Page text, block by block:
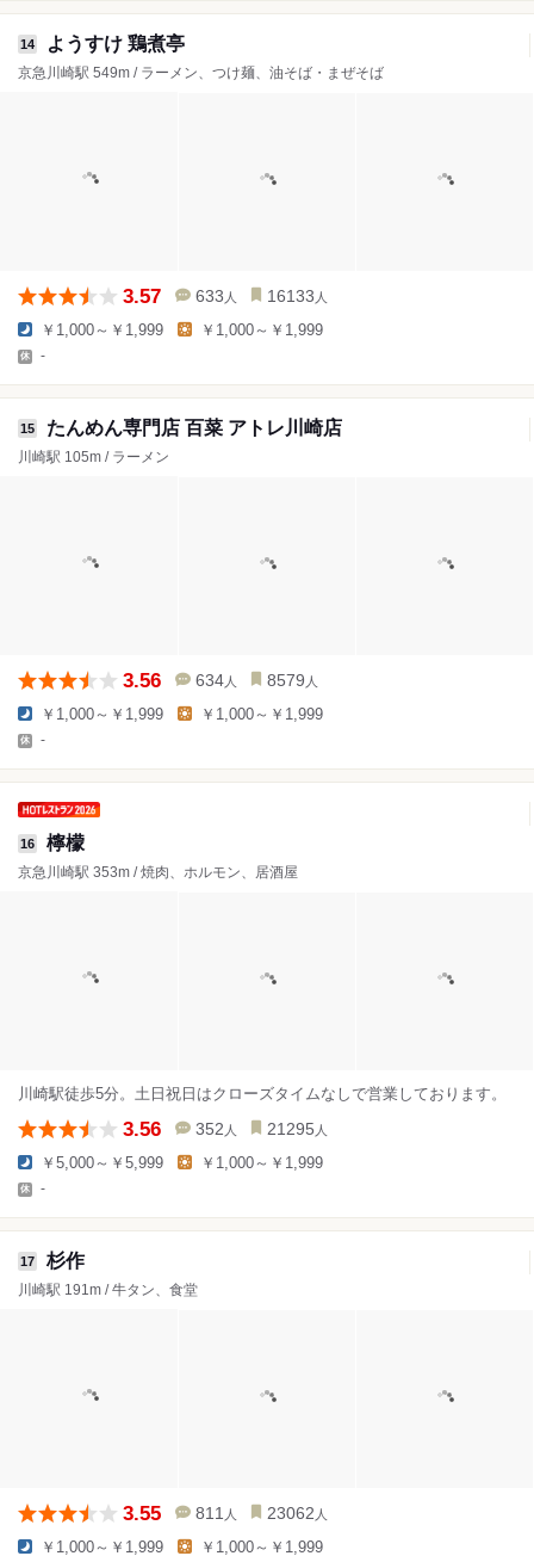
14 ようすけ 鶏煮亭
京急川崎駅 549m / ラーメン、つけ麺、油そば・まぜそば
3.57 633 人 16133 人
￥1,000～￥1,999 ￥1,000～￥1,999
-
15 たんめん専門店 百菜 アトレ川崎店
川崎駅 105m / ラーメン
3.56 634 人 8579 人
￥1,000～￥1,999 ￥1,000～￥1,999
-
16 檸檬
京急川崎駅 353m / 焼肉、ホルモン、居酒屋
川崎駅徒歩5分。土日祝日はクローズタイムなしで営業しております。
3.56 352 人 21295 人
￥5,000～￥5,999 ￥1,000～￥1,999
-
17 杉作
川崎駅 191m / 牛タン、食堂
3.55 811 人 23062 人
￥1,000～￥1,999 ￥1,000～￥1,999